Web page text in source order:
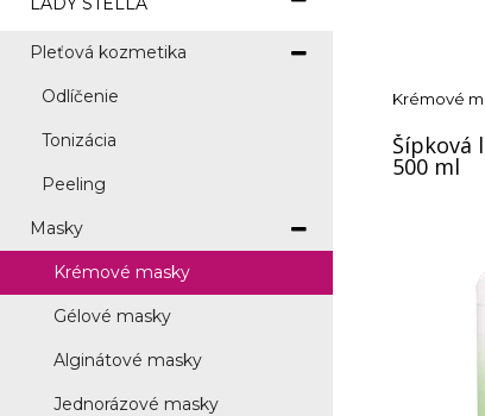
Pleťová kozmetika
Odlíčenie
Tonizácia
Peeling
Masky
Krémové masky
Gélové masky
Alginátové masky
Jednorázové masky
Krémové
Šípková
500 ml